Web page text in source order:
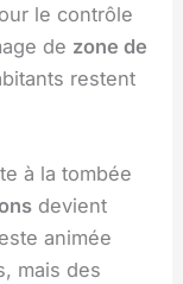
le contrôle
de zone de
restent
à la tombée
devient
animée
mais des